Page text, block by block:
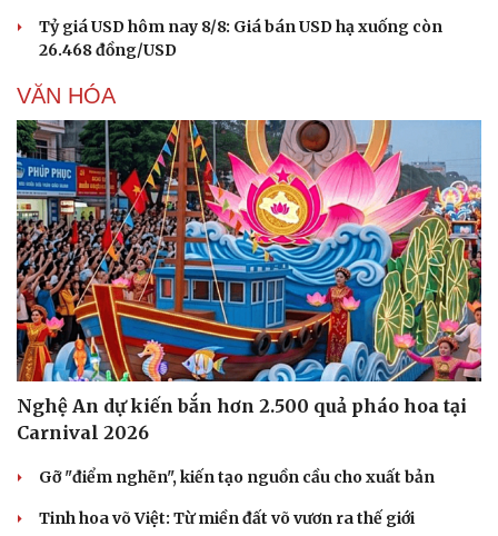
Tư vấn
Săn Tour
Câu chuyện thời sự
Hạt giống tâm hồn
Tỷ giá USD hôm nay 8/8: Giá bán USD hạ xuống còn
26.468 đồng/USD
VĂN HÓA
Nghệ An dự kiến bắn hơn 2.500 quả pháo hoa tại
Carnival 2026
Gỡ "điểm nghẽn", kiến tạo nguồn cầu cho xuất bản
Tinh hoa võ Việt: Từ miền đất võ vươn ra thế giới